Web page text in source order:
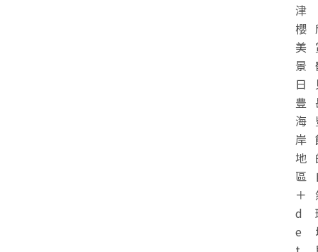
津
櫻
美
景
日
豊
海
岸
地
區
＋
d
e